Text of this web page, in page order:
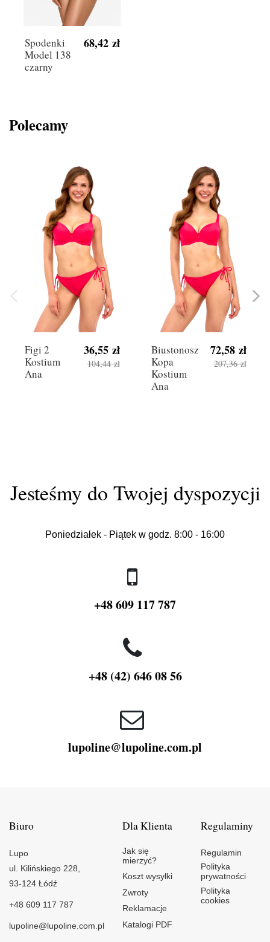
Spodenki
Model 138
czarny
68,42 zł
Polecamy
Figi 2
Kostium
Ana
36,55 zł
104,44 zł
Biustonosz
Kopa
Kostium
Ana
72,58 zł
207,36 zł
Jesteśmy do Twojej dyspozycji
Poniedziałek - Piątek w godz. 8:00 - 16:00
+48 609 117 787
+48 (42) 646 08 56
lupoline@lupoline.com.pl
Biuro
Lupo
ul. Kilińskiego 228,
93-124 Łódź
+48 609 117 787
lupoline@lupoline.com.pl
Dla Klienta
Jak się
mierzyć?
Koszt wysyłki
Zwroty
Reklamacje
Katalogi PDF
Regulaminy
Regulamin
Polityka
prywatności
Polityka
cookies